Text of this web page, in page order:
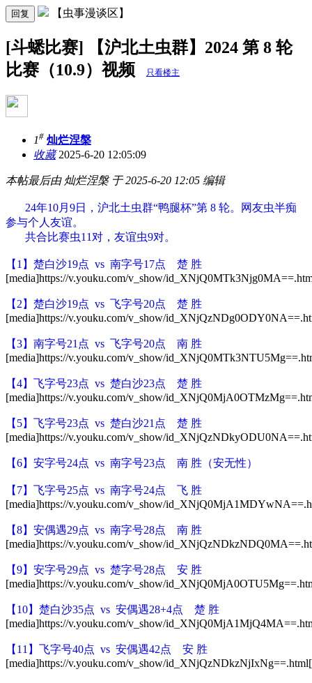
回复 【虫事漫谈区】
[斗蟋比赛] 【沪北土虫群】2024 第 8 轮
比赛（10.9）视频
只看楼主
1# 灿烂涅槃
收藏2025-6-20 12:05:09
本帖最后由 灿烂涅槃 于 2025-6-20 12:05 编辑
24年10月9日 ，沪北土虫群“鸭腿杯”第 8 轮。 网友虫半痴
参与个人友谊。
共合比赛虫11对，友谊虫9对。
【1】楚白沙19点 vs 南字号17点 楚 胜
[media]https://v.youku.com/v_show/
【2】 楚白沙19点 vs 飞字号20点 楚 胜
[media]https://v.youku.com/v_show/
【3】 南字号21点 vs 飞字号20点 南 胜
[media]https://v.youku.com/v_show/
【4】 飞字号23点 vs 楚白沙23点 楚 胜
[media]https://v.youku.com/v_show/
【5】 飞字号23点 vs 楚白沙21点 楚 胜
[media]https://v.youku.com/v_show/
【6】安字号24点 vs 南字号23点 南 胜（安无性）
【7】飞字号25点 vs 南字号24点 飞 胜
[media]https://v.youku.com/v_show/
【8】安偶遇29点 vs 南字号28点 南 胜
[media]https://v.youku.com/v_show/
【9】 安字号29点 vs 楚字号28点 安 胜
[media]https://v.youku.com/v_show/
【10】楚白沙35点 vs 安偶遇28+4点 楚 胜
[media]https://v.youku.com/v_show/
【11】飞字号40点 vs 安偶遇42点 安 胜
[media]https://v.youku.com/v_show/